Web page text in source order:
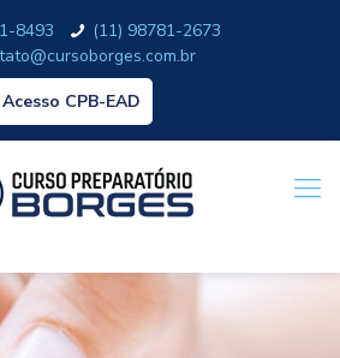
8493
(11) 98781-2673
Acesso CPB-EAD